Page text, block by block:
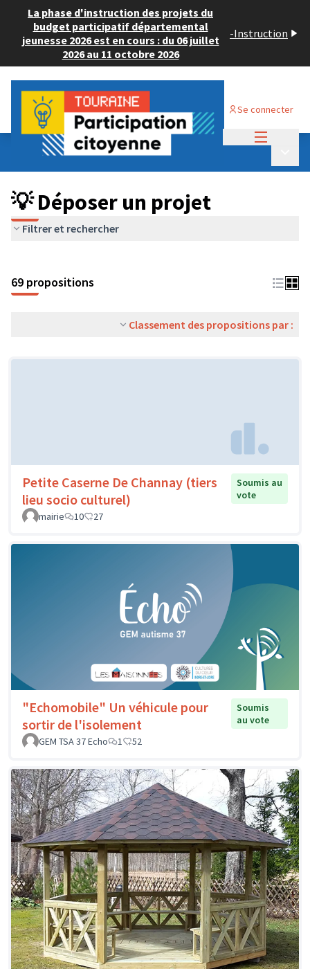
La phase d'instruction des projets du
budget participatif départemental
jeunesse 2026 est en cours : du 06 juillet
2026 au 11 octobre 2026
-Instruction
Se connecter
Budget Participatif ADULTE 2024
💡 Déposer un projet
💡 Déposer un projet
Filtrer et rechercher
69 propositions
Classement des propositions par :
Petite Caserne De Channay (tiers
lieu socio culturel)
Soumis au
vote
mairie
10 27
"Echomobile" Un véhicule pour
sortir de l'isolement
Soumis
au vote
GEM TSA 37 Echo
1 52